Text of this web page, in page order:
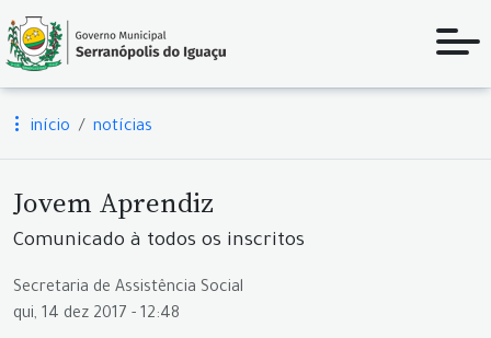
início notícias
Jovem Aprendiz
Comunicado à todos os inscritos
Secretaria de Assistência Social
qui, 14 dez 2017 - 12:48